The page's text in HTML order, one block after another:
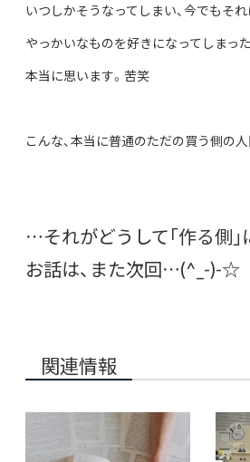
いつしかそうなってしまい、今でもそれ
やっかいなものを好きになってしまっ
本当に思います。苦笑
こんな、本当に普通のただの買う側の人
…それがどうして｢作る側｣
お話は、また次回…(^_-)-☆
関連情報